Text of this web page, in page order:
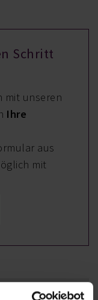
Schritt
mit unseren
Ihre
aus
mit